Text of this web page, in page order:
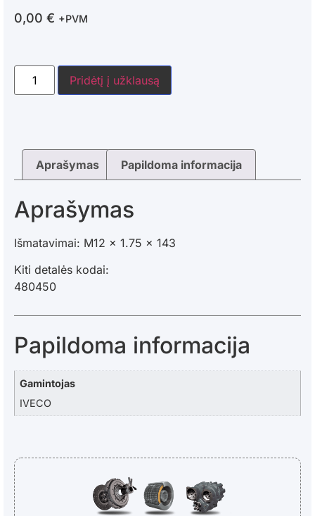
0,00 € +PVM
Pridėtį į užklausą
Aprašymas Papildoma informacija
Aprašymas
Išmatavimai: M12 x 1.75 x 143
Kiti detalės kodai:
480450
Papildoma informacija
Gamintojas
IVECO